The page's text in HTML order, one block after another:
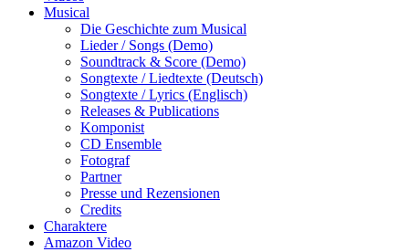
Musical
Die Geschichte zum Musical
Lieder / Songs (Demo)
Soundtrack & Score (Demo)
Songtexte / Liedtexte (Deutsch)
Songtexte / Lyrics (Englisch)
Releases & Publications
Komponist
CD Ensemble
Fotograf
Partner
Presse und Rezensionen
Credits
Charaktere
Amazon Video